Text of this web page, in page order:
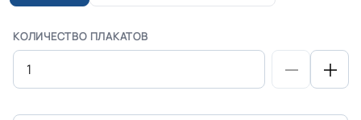
КОЛИЧЕСТВО ПЛАКАТОВ